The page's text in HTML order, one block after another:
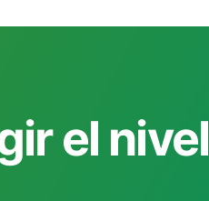
el nivel